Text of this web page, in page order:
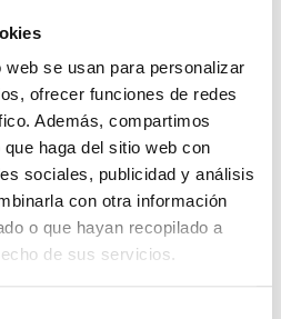
se usan para personalizar
ofrecer funciones de redes
Además, compartimos
haga del sitio web con
sociales, publicidad y análisis
con otra información
o que hayan recopilado a
de sus servicios.
al carrito
Te asesoramos